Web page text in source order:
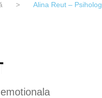
> Alina Reut – Psiholog